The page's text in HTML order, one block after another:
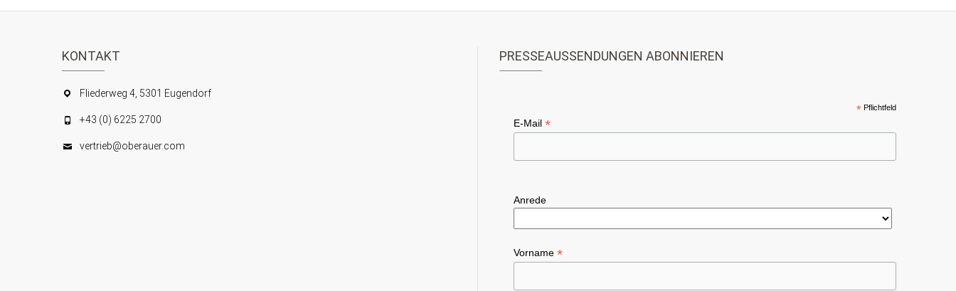
KONTAKT
Fliederweg 4, 5301 Eugendorf
+43 (0) 6225 2700
vertrieb@oberauer.com
PRESSEAUSSENDUNGEN ABONNIEREN
*Pflichtfeld
E-Mail *
Anrede
Vorname *